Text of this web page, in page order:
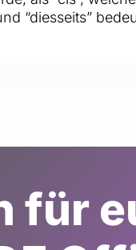
“diesseits”
für